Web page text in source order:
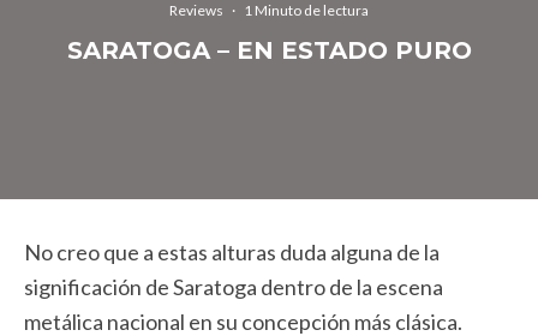
Reviews · 1 Minuto de lectura
SARATOGA – EN ESTADO PURO
No creo que a estas alturas duda alguna de la
significación de Saratoga dentro de la escena
metálica nacional en su concepción más clásica.